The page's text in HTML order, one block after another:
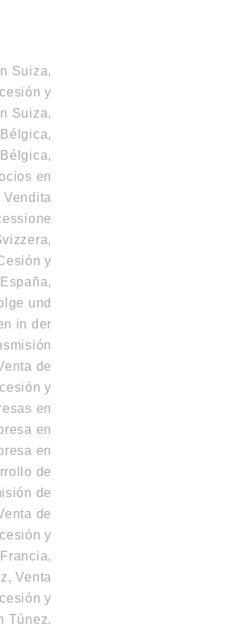
Suiza,
y
Suiza,
en
Vendita
y
,
und
in der
de
y
en
en
en
de
de
de
y
,
Venta
y
Túnez.